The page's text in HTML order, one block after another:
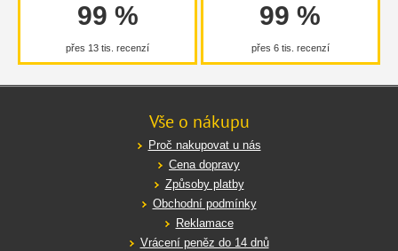
99 %
přes 13 tis. recenzí
99 %
přes 6 tis. recenzí
Vše o nákupu
Proč nakupovat u nás
Cena dopravy
Způsoby platby
Obchodní podmínky
Reklamace
Vrácení peněz do 14 dnů